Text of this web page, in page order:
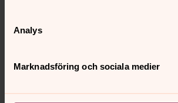
Analys
Marknadsföring och sociala medier
innehåll?